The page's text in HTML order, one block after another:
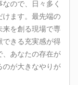
ので、日々多く
けます。最先端の
来を創る現場で専
できる充実感が得
、あなたの存在が
のが大きなやりが